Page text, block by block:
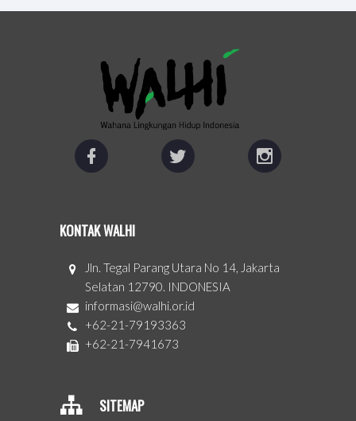
KONTAK WALHI
Jln. Tegal Parang Utara No 14, Jakarta
Selatan 12790. INDONESIA
informasi@walhi.or.id
+62-21-79193363
+62-21-7941673
SITEMAP